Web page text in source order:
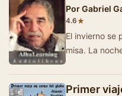
PorGabriel
4.6★
El invierno se
misa. La
Primer